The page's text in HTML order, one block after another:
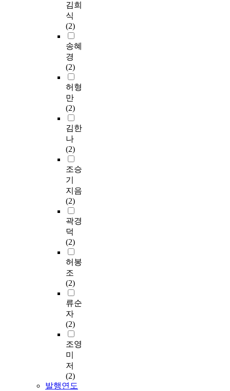
김희
식
(2)
송혜
경
(2)
허형
만
(2)
김한
나
(2)
조승
기
지음
(2)
곽경
덕
(2)
허봉
조
(2)
류순
자
(2)
조영
미
저
(2)
발행연도